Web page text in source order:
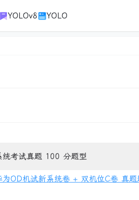
YOLOv8 YOLO
考试真题 100 分题型
OD机试新系统卷 + 双机位C卷 真